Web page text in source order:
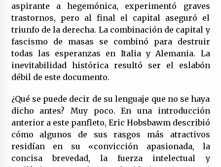
aspirante a hegemónica, experimentó graves
trastornos, pero al final el capital aseguró el
triunfo de la derecha. La combinación de capital y
fascismo de masas se combinó para destruir
todas las esperanzas en Italia y Alemania. La
inevitabilidad histórica resultó ser el eslabón
débil de este documento.
¿Qué se puede decir de su lenguaje que no se haya
dicho antes? Muy poco. En una introducción
anterior a este panfleto, Eric Hobsbawm describió
cómo algunos de sus rasgos más atractivos
residían en su «convicción apasionada, la
concisa brevedad, la fuerza intelectual y